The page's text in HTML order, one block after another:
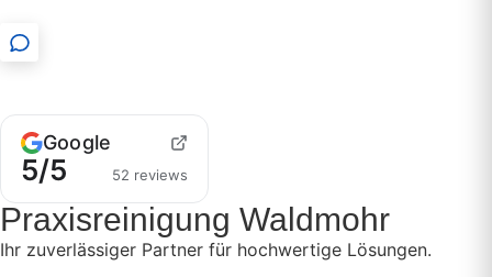
Google
5/5 52 reviews
Praxisreinigung Waldmohr
Ihr zuverlässiger Partner für hochwertige Lösungen.